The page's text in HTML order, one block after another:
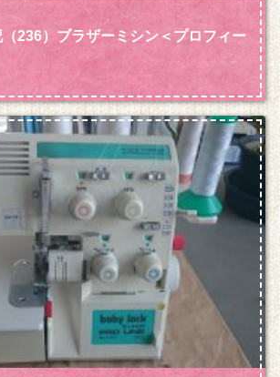
（236）ブラザーミシン＜プロフィー